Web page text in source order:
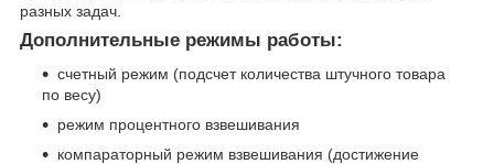
разных задач.
Дополнительные режимы работы:
счетный режим (подсчет количества штучного товара
по весу)
режим процентного взвешивания
компараторный режим взвешивания (достижение